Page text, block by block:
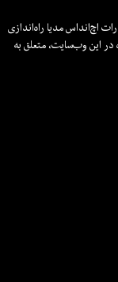
اچ‌اند‌اس مدیا راه‌اندازی
این وب‌سایت، متعلق به